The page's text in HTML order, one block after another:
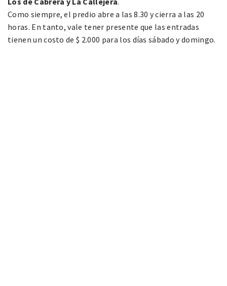
Como siempre, el predio abre a las 8.30 y cierra a las 20
horas. En tanto, vale tener presente que las entradas
tienen un costo de $ 2.000 para los días sábado y domingo.